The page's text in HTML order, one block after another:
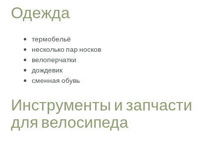
Одежда
термобельё
несколько пар носков
велоперчатки
дождевик
сменная обувь
Инструменты и запчасти
для велосипеда